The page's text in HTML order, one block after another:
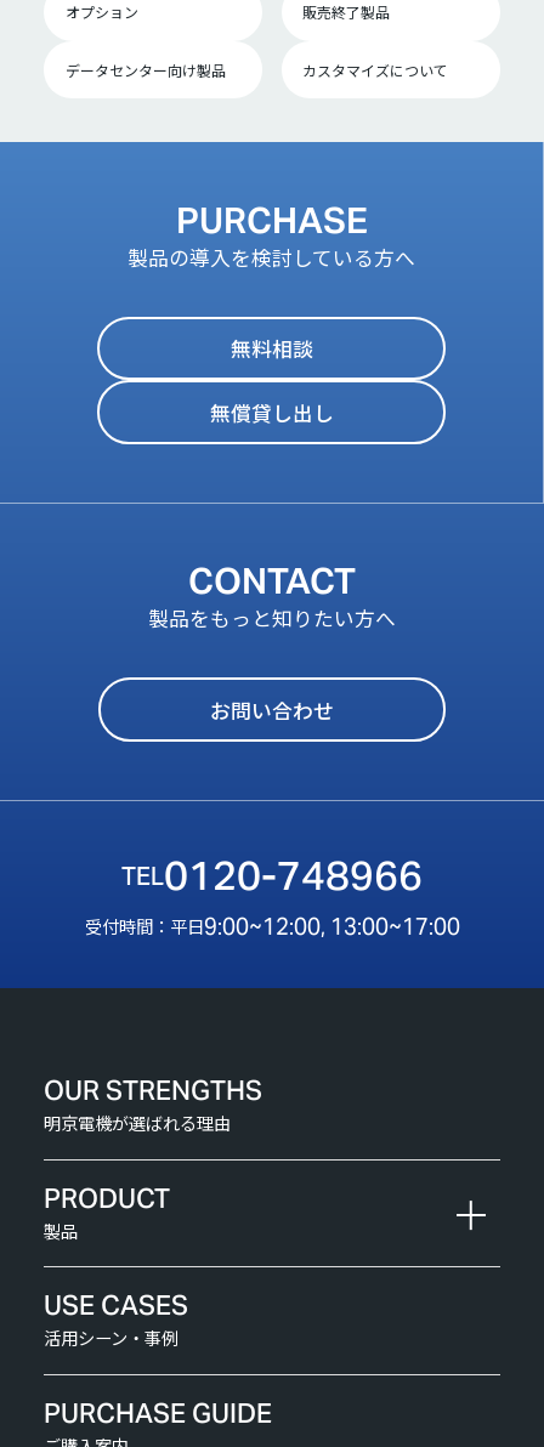
オプション 販売終了製品
データセンター向け製品 カスタマイズについて
PURCHASE
製品の導入を検討している方へ
無料相談
無償貸し出し
CONTACT
製品をもっと知りたい方へ
お問い合わせ
0120-748966
受付時間：平日9:00~12:00, 13:00~17:00
OUR STRENGTHS
明京電機が選ばれる理由
PRODUCT
製品
USE CASES
活用シーン・事例
PURCHASE GUIDE